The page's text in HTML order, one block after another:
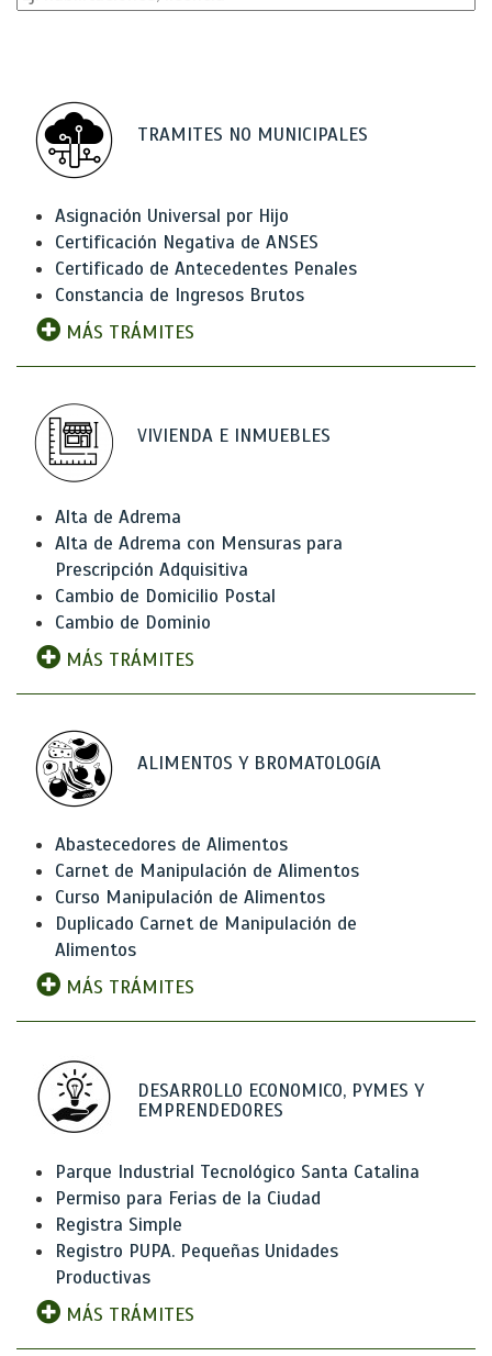
TRAMITES NO MUNICIPALES
Asignación Universal por Hijo
Certificación Negativa de ANSES
Certificado de Antecedentes Penales
Constancia de Ingresos Brutos
MÁS TRÁMITES
VIVIENDA E INMUEBLES
Alta de Adrema
Alta de Adrema con Mensuras para
Prescripción Adquisitiva
Cambio de Domicilio Postal
Cambio de Dominio
MÁS TRÁMITES
ALIMENTOS Y BROMATOLOGíA
Abastecedores de Alimentos
Carnet de Manipulación de Alimentos
Curso Manipulación de Alimentos
Duplicado Carnet de Manipulación de
Alimentos
MÁS TRÁMITES
DESARROLLO ECONOMICO, PYMES Y
EMPRENDEDORES
Parque Industrial Tecnológico Santa Catalina
Permiso para Ferias de la Ciudad
Registra Simple
Registro PUPA. Pequeñas Unidades
Productivas
MÁS TRÁMITES